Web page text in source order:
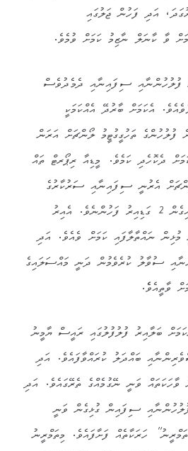
އަދި ފަހުން ޖަލުގައި
ވާ ކާނަލް ނާޒިމު ކަމަށް ވުމެވެ.
ފުލުހުންނާއި ސިފައިނާއި ދެމެދުވެސް
އެކަމަށް ބާރުދޭ އެއްކަމަކީ
ފުލުހުންގެ ތަހުގީގުޓީމު ލޯންޗަށް އަރަން
ދެކޮހެދި ކަމެވެ. މީޑިއާ ރިޕޯރޓް ތައް
އެރުނީ ސިފައިނާއި ސަރުކާރުގެ
އިސްފަރާތްތަކާ ވާހަކަ ދައްކައިގެން 2 ގަޑިއިރު ފަހުންނެވެ. އެއިރު
ނައްތާލާފައި ކަމަށް ވެއެވެ. އަދި
ސުވާލު ކުރެވެމުން ދަނީ މައްސަލައިގެ
ވާތީއެވެެ.
ބަލާއިރު ފުލުފުލުގައި ރައީސް ޔާމީނު
ބައްދަލު ކުރައްވާފައެވެ. އަދި
ވާހަކަތައް ވަނީ ނޭގުމެއްގެ ތެރޭގައެވެ. އަދި
ސިފައިން ގުޅިގެން ވަނީ
ހަރަކާތެއް ފަށާފައެވެ. މިތަމްރީނު